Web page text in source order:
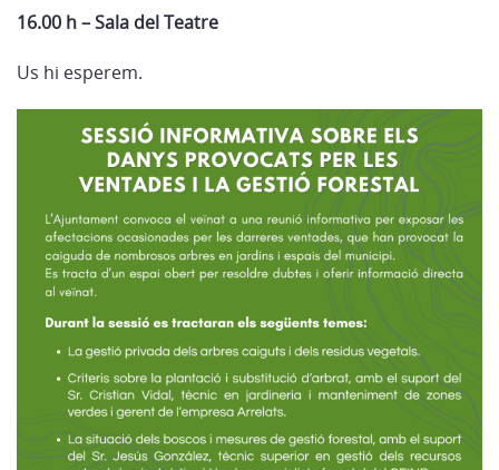
16.00 h – Sala del Teatre
Us hi esperem.